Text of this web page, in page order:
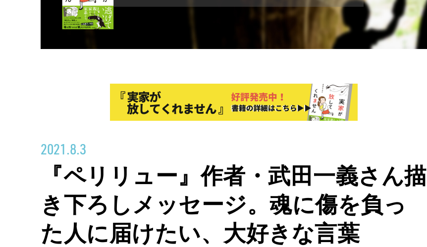
2021.8.3
『ペリリュー』作者・武田一義さん描
き下ろしメッセージ。魂に傷を負っ
た人に届けたい、大好きな言葉